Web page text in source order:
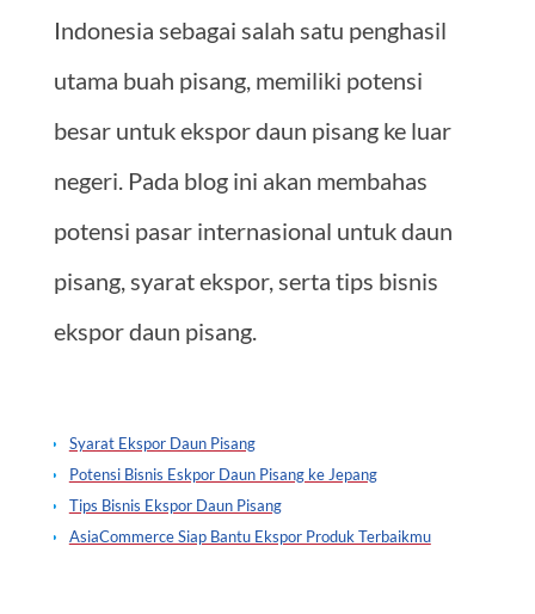
Indonesia sebagai salah satu penghasil
utama buah pisang, memiliki potensi
besar untuk ekspor daun pisang ke luar
negeri. Pada blog ini akan membahas
potensi pasar internasional untuk daun
pisang, syarat ekspor, serta tips bisnis
ekspor daun pisang.
Syarat Ekspor Daun Pisang
Potensi Bisnis Eskpor Daun Pisang ke Jepang
Tips Bisnis Ekspor Daun Pisang
AsiaCommerce Siap Bantu Ekspor Produk Terbaikmu